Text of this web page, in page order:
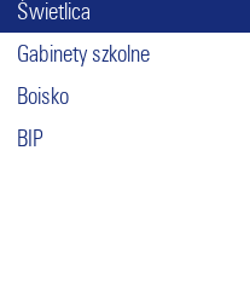
Świetlica
Gabinety szkolne
Boisko
BIP